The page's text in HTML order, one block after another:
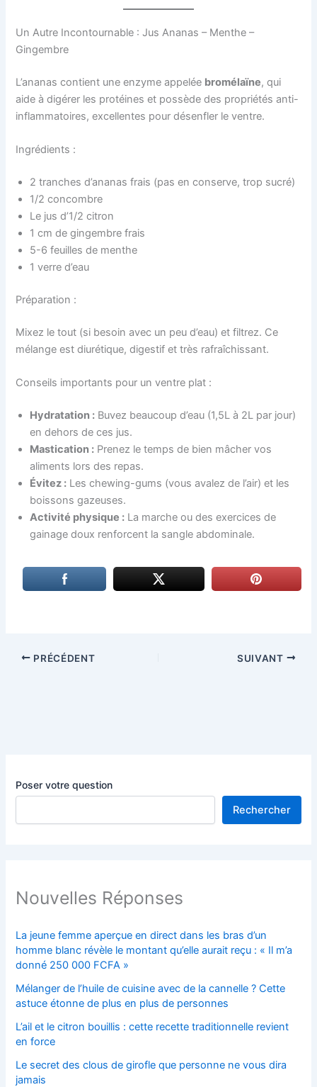
Poser votre question
Rechercher
Nouvelles Réponses
La jeune femme aperçue en direct dans les bras d’un
homme blanc révèle le montant qu’elle aurait reçu : « Il m’a
donné 250 000 FCFA »
Mélanger de l’huile de cuisine avec de la cannelle ? Cette
astuce étonne de plus en plus de personnes
L’ail et le citron bouillis : cette recette traditionnelle revient
en force
Le secret des clous de girofle que personne ne vous dira
jamais
Un Autre Incontournable : Jus Ananas – Menthe –
Gingembre
L’ananas contient une enzyme appelée bromélaïne, qui
aide à digérer les protéines et possède des propriétés anti-
inflammatoires, excellentes pour désenfler le ventre.
Ingrédients :
2 tranches d’ananas frais (pas en conserve, trop sucré)
1/2 concombre
Le jus d’1/2 citron
1 cm de gingembre frais
5-6 feuilles de menthe
1 verre d’eau
Préparation :
Mixez le tout (si besoin avec un peu d’eau) et filtrez. Ce
mélange est diurétique, digestif et très rafraîchissant.
Conseils importants pour un ventre plat :
Hydratation : Buvez beaucoup d’eau (1,5L à 2L par jour)
en dehors de ces jus.
Mastication : Prenez le temps de bien mâcher vos
aliments lors des repas.
Évitez : Les chewing-gums (vous avalez de l’air) et les
boissons gazeuses.
Activité physique : La marche ou des exercices de
gainage doux renforcent la sangle abdominale.
PRÉCÉDENT SUIVANT